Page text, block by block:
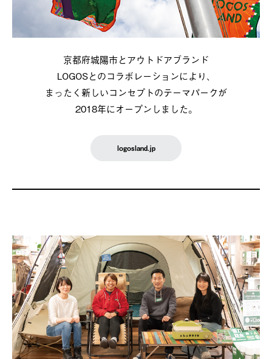
京都府城陽市とアウトドアブランド
LOGOSとのコラボレーションにより、
まったく新しいコンセプトのテーマパークが
2018年にオープンしました。
logosland.jp